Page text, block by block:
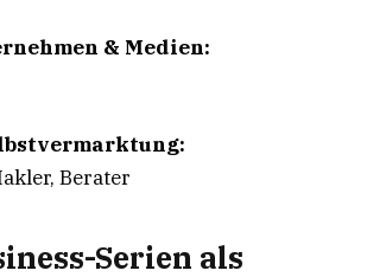
& Medien:
Berater
Serien als